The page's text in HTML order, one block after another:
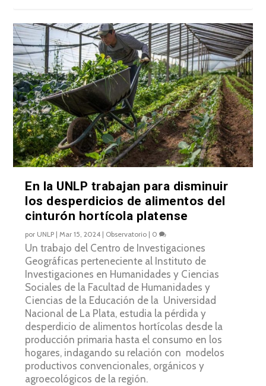
En la UNLP trabajan para disminuir
los desperdicios de alimentos del
cinturón hortícola platense
por UNLP |Mar 15, 2024 | Observatorio | 0
Un trabajo del Centro de Investigaciones
Geográficas perteneciente al Instituto de
Investigaciones en Humanidades y Ciencias
Sociales de la Facultad de Humanidades y
Ciencias de la Educación de la Universidad
Nacional de La Plata, estudia la pérdida y
desperdicio de alimentos hortícolas desde la
producción primaria hasta el consumo en los
hogares, indagando su relación con modelos
productivos convencionales, orgánicos y
agroecológicos de la región.